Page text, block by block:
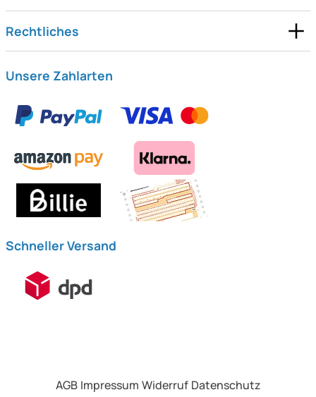
Rechtliches
Unsere Zahlarten
Schneller Versand
AGB Impressum Widerruf Datenschutz